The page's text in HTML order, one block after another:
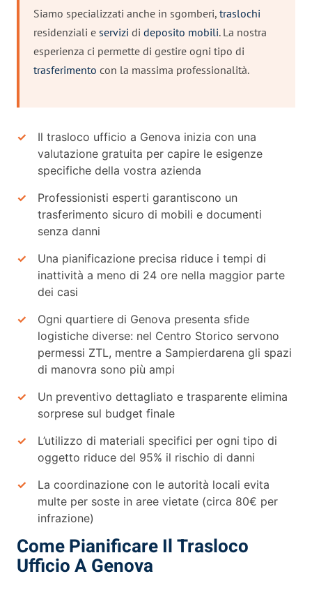
Siamo specializzati anche in sgomberi, traslochi
residenziali e servizi di deposito mobili. La nostra
esperienza ci permette di gestire ogni tipo di
trasferimento con la massima professionalità.
Il trasloco ufficio a Genova inizia con una
valutazione gratuita per capire le esigenze
specifiche della vostra azienda
Professionisti esperti garantiscono un
trasferimento sicuro di mobili e documenti
senza danni
Una pianificazione precisa riduce i tempi di
inattività a meno di 24 ore nella maggior parte
dei casi
Ogni quartiere di Genova presenta sfide
logistiche diverse: nel Centro Storico servono
permessi ZTL, mentre a Sampierdarena gli spazi
di manovra sono più ampi
Un preventivo dettagliato e trasparente elimina
sorprese sul budget finale
L’utilizzo di materiali specifici per ogni tipo di
oggetto riduce del 95% il rischio di danni
La coordinazione con le autorità locali evita
multe per soste in aree vietate (circa 80€ per
infrazione)
Come Pianificare Il Trasloco
Ufficio A Genova